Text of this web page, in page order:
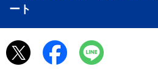
ート